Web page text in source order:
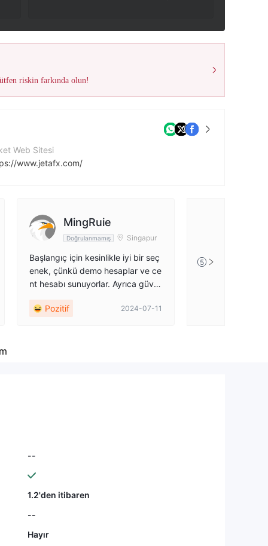
riskin farkında olun!
Web Sitesi
www.jetafx.com/
x.com/JetafxOfficial
MingRuie
Doğrulanmamış Singapur
Başlangıç ​​için kesinlikle iyi bir seç
enek, çünkü demo hesaplar ve ce
nt hesabı sunuyorlar. Ayrıca güve
emir yürütme sunuyorlar. Ayrıca, h
Pozitif 2024-07-11
5
--
1.2'den itibaren
--
Hayır